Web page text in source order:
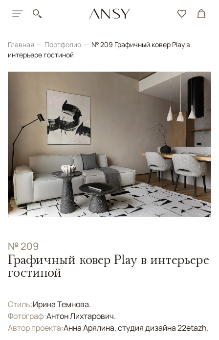
Главная Портфолио
№ 209 Графичный ковер Play в
интерьере гостиной
№ 209
Графичный ковер Play в интерьере
гостиной
Стиль:Ирина Темнова.
Фотограф:Антон Лихтарович.
Автор проекта:Анна Арялина, студия дизайна 22etazh.